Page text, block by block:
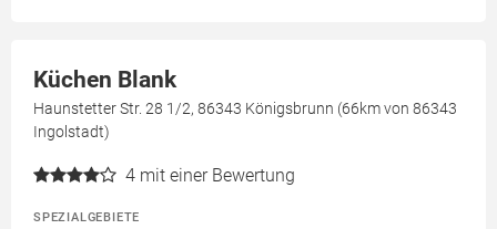
Küchen Blank
Haunstetter Str. 28 1/2, 86343 Königsbrunn (66km von 86343
Ingolstadt)
4 mit einer Bewertung
SPEZIALGEBIETE